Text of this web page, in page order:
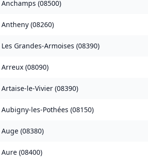
Anchamps (08500)
Antheny (08260)
Les Grandes-Armoises (08390)
Arreux (08090)
Artaise-le-Vivier (08390)
Aubigny-les-Pothées (08150)
Auge (08380)
Aure (08400)